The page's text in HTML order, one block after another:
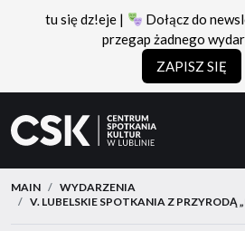
CSK
do
menu
do
treści
MAIN
WYDARZENIA
V. LUBELSKIE SPOTKANIA Z PRZYRODĄ
tu się dz!eje |
Dołącz do
przegap żadnego
ZAPISZ SIĘ